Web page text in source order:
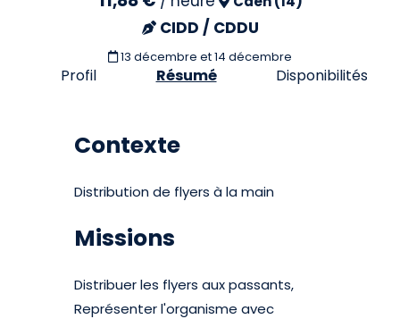
CIDD / CDDU
13 décembre et 14 décembre
Profil Résumé Disponibilités
Contexte
Distribution de flyers à la main
Missions
Distribuer les flyers aux passants,
Représenter l'organisme avec